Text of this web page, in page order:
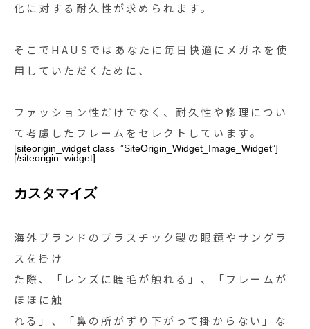
化に対する耐久性が求められます。
そこでHAUSではあなたに毎日快適にメガネを使
用していただくために、
ファッション性だけでなく、耐久性や修理につい
て考慮したフレームをセレクトしています。
[siteorigin_widget class=”SiteOrigin_Widget_Image_Widget”]
[/siteorigin_widget]
カスタマイズ
海外ブランドのプラスチック製の眼鏡やサングラ
スを掛け
た際、「レンズに睫毛が触れる」、「フレームが
ほほに触
れる」、「鼻の所がずり下がって掛からない」な